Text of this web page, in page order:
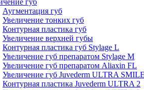
губ
Аугментация губ
Увеличение тонких губ
Контурная пластика губ
Увеличение верхней губы
Контурная пластика губ Stylage L
Увеличение губ препаратом Stylage M
Увеличение губ препаратом Aliaxin FL
Увеличение губ Juvederm ULTRA
Контурная пластика Juvederm ULTRA 2